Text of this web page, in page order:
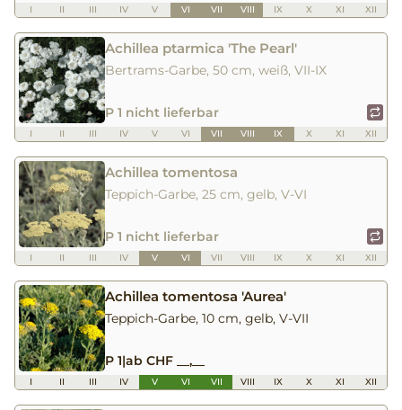
I II III IV V VI VII VIII IX X XI XII
Achillea ptarmica 'The Pearl'
Bertrams-Garbe, 50 cm, weiß, VII-IX
P 1 nicht lieferbar
I II III IV V VI VII VIII IX X XI XII
Achillea tomentosa
Teppich-Garbe, 25 cm, gelb, V-VI
P 1 nicht lieferbar
I II III IV V VI VII VIII IX X XI XII
Achillea tomentosa 'Aurea'
Teppich-Garbe, 10 cm, gelb, V-VII
P 1|ab CHF __,__
I II III IV V VI VII VIII IX X XI XII